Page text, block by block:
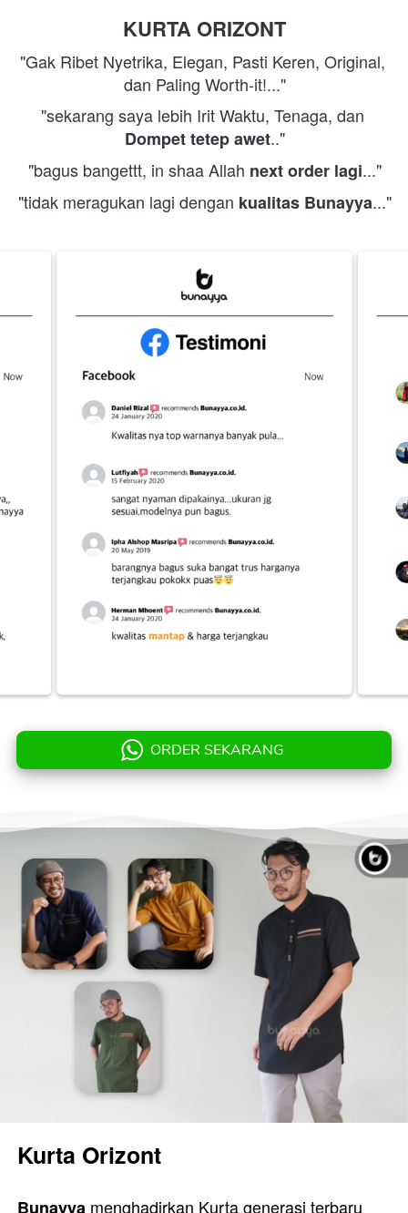
KURTA ORIZONT
"Gak Ribet Nyetrika, Elegan, Pasti Keren, Original,
dan Paling Worth-it!..."
Dompet tetep awet.."
"bagus bangettt, in shaa Allah next order lagi..."
"tidak meragukan lagi dengan kualitas Bunayya..."
` ORDER SEKARANG
Kurta Orizont
Bunayya menghadirkan Kurta generasi terbaru